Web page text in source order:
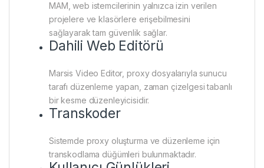
MAM, web istemcilerinin yalnızca izin verilen
projelere ve klasörlere erişebilmesini
sağlayarak tam güvenlik sağlar.
Dahili Web Editörü
Marsis Video Editor, proxy dosyalarıyla sunucu
tarafı düzenleme yapan, zaman çizelgesi tabanlı
bir kesme düzenleyicisidir.
Transkoder
Sistemde proxy oluşturma ve düzenleme için
transkodlama düğümleri bulunmaktadır.